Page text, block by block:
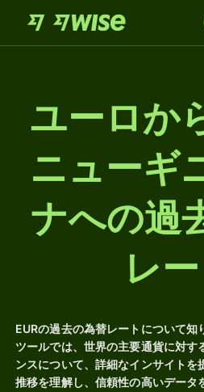
ユーロか
ニューギ
ナへの過
レ
EURの過去の為替レートについて
ツールでは、世界の主要通貨に対す
ンスについて、詳細なインサイトを
推移を理解し、信頼性の高いデータ